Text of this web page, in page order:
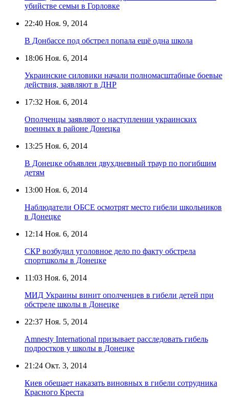
убийстве семьи в Горловке
22:40 Ноя. 9, 2014
В Донбассе под обстрел попала ещё одна школа
18:06 Ноя. 6, 2014
Украинские силовики начали полномасштабные боевые
действия, заявляют в ДНР
17:32 Ноя. 6, 2014
Ополченцы заявляют о наступлении украинских
военных в районе Донецка
13:25 Ноя. 6, 2014
В Донецке объявлен двухдневный траур по погибшим
детям
13:00 Ноя. 6, 2014
Наблюдатели ОБСЕ осмотрят место гибели школьников
в Донецке
12:14 Ноя. 6, 2014
СКР возбудил уголовное дело по факту обстрела
спортшколы в Донецке
11:03 Ноя. 6, 2014
МИД Украины винит ополченцев в гибели детей при
обстреле школы в Донецке
22:37 Ноя. 5, 2014
Amnesty International призывает расследовать гибель
подростков у школы в Донецке
21:24 Окт. 3, 2014
Киев обещает наказать виновных в гибели сотрудника
Красного Креста